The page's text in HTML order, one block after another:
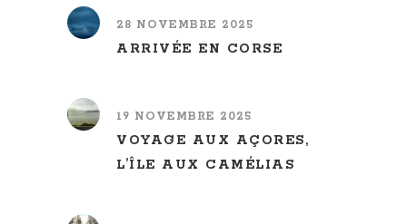
28 NOVEMBRE 2025
ARRIVÉE EN CORSE
19 NOVEMBRE 2025
VOYAGE AUX AÇORES,
L’ÎLE AUX CAMÉLIAS